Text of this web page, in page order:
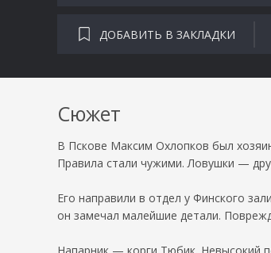
ДОБАВИТЬ В ЗАКЛАДКИ
Сюжет
В Пскове Максим Охлопков был
Правила стали чужими. Ловушки —
Его направили в отдел у Финского
он замечал малейшие детали.